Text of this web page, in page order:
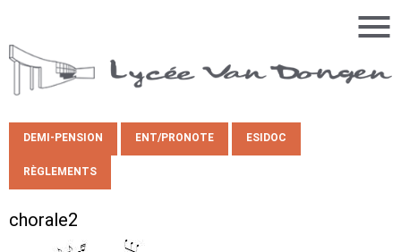
DEMI-PENSION ENT/PRONOTE ESIDOC
RÈGLEMENTS
chorale2